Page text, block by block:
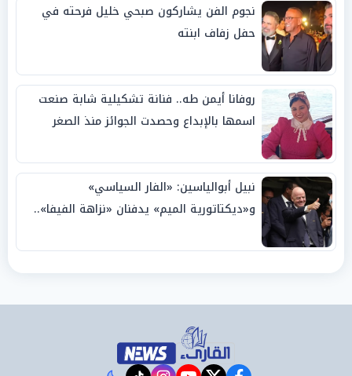
نجوم الفن يشاركون صبحي خليل فرحته في
حفل زفاف ابنته
روفانا أيمن طه.. فنانة تشكيلية شابة صنعت
اسمها بالإبداع وحصدت الجوائز منذ الصغر
نبيل أبوالياسين: «الفار السياسي»
و«ديكتاتورية الميم» يدفنان «نزاهة الفيفا»..